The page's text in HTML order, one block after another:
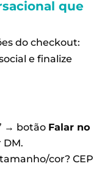
que
do checkout:
e finalize
→ botão Falar no
cor? CEP